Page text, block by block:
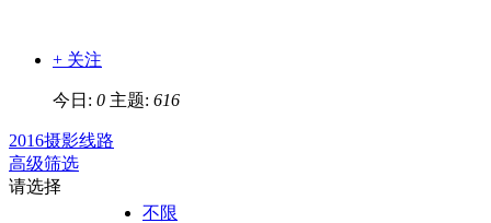
+ 关注
今日: 0 主题: 616
2016摄影线路
高级筛选
请选择
不限